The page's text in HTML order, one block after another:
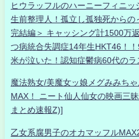
ヒウラッフルのハーニーフィニッ
生前整理人！孤立し孤独死から
完結編＞ キャッシング計1500万
つ病統合失調症14年生HKT46！
米が泣いた！認知症鬱病60代の
魔法熟女/美魔女ッ娘メグみみち
MAX！ ニート仙人仙女の映画三
まとめ速報Z)]
乙女系腐男子のオカマッフル